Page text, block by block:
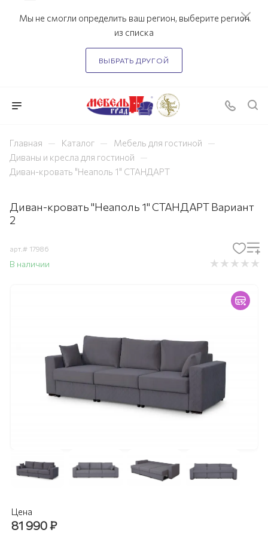
Мы не смогли определить ваш регион, выберите регион
из списка
ВЫБРАТЬ ДРУГОЙ
Главная — Каталог — Мебель для гостиной —
Диваны и кресла для гостиной —
Диван-кровать "Неаполь 1" СТАНДАРТ
Диван-кровать "Неаполь 1" СТАНДАРТ Вариант
2
арт.# 17986
В наличии
Цена
81 990₽